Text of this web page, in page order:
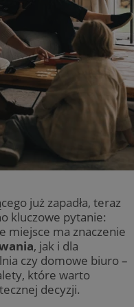
już zapadła, teraz
kluczowe pytanie:
miejsce ma znaczenie
, jak i dla
czy domowe biuro –
które warto
decyzji.